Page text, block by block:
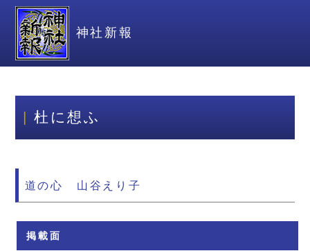
神社新報
杜に想ふ
道の心 山谷えり子
掲載面